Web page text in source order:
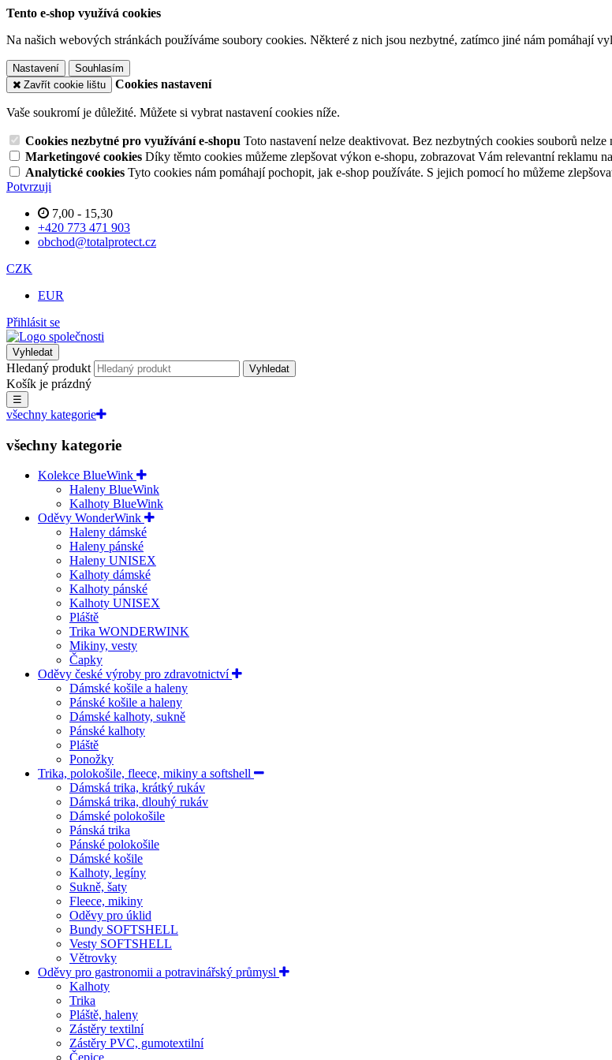
Tento e-shop využívá cookies
Na našich webových stránkách používáme soubory cookies. Některé z nich jsou nezbytné, zatímco jiné nám pomáhají
Nastavení
Souhlasím
Zavřít cookie lištu
Cookies nastavení
Vaše soukromí je důležité. Můžete si vybrat nastavení cookies níže.
Cookies nezbytné pro využívání e-shopu Toto nastavení nelze deaktivovat. Bez nezbytných cookies souborů
Marketingové cookies Díky těmto cookies můžeme zlepšovat výkon e-shopu, zobrazovat Vám relevantní reklamu
Analytické cookies Tyto cookies nám pomáhají pochopit, jak e-shop používáte. S jejich pomocí ho můžeme
Potvrzuji
7,00 - 15,30
+420 773 471 903
obchod@totalprotect.cz
CZK
EUR
Přihlásit se
Vyhledat
Hledaný produkt Vyhledat
Košík je prázdný
☰
všechny kategorie
všechny kategorie
Kolekce BlueWink
Haleny BlueWink
Kalhoty BlueWink
Oděvy WonderWink
Haleny dámské
Haleny pánské
Haleny UNISEX
Kalhoty dámské
Kalhoty pánské
Kalhoty UNISEX
Pláště
Trika WONDERWINK
Mikiny, vesty
Čapky
Oděvy české výroby pro zdravotnictví
Dámské košile a haleny
Pánské košile a haleny
Dámské kalhoty, sukně
Pánské kalhoty
Pláště
Ponožky
Trika, polokošile, fleece, mikiny a softshell
Dámská trika, krátký rukáv
Dámská trika, dlouhý rukáv
Dámské polokošile
Pánská trika
Pánské polokošile
Dámské košile
Kalhoty, legíny
Sukně, šaty
Fleece, mikiny
Oděvy pro úklid
Bundy SOFTSHELL
Vesty SOFTSHELL
Větrovky
Oděvy pro gastronomii a potravinářský průmysl
Kalhoty
Trika
Pláště, haleny
Zástěry textilní
Zástěry PVC, gumotextilní